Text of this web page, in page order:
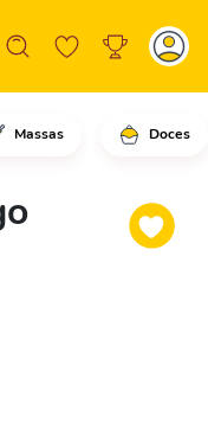
Massas Doces
o milho, o